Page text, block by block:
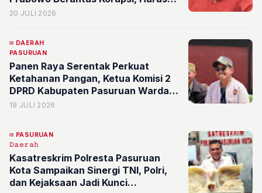
Ditindak Memang
20 JULI 2026
DAERAH
PASURUAN
Panen Raya Serentak Perkuat
Ketahanan Pangan, Ketua Komisi 2
DPRD Kabupaten Pasuruan Wardana
Sampaikan Modernisasi Pertanian
19 JULI 2026
PASURUAN
𝙳𝚊𝚎𝚛𝚊𝚑
Kasatreskrim Polresta Pasuruan
Kota Sampaikan Sinergi TNI, Polri,
dan Kejaksaan Jadi Kunci